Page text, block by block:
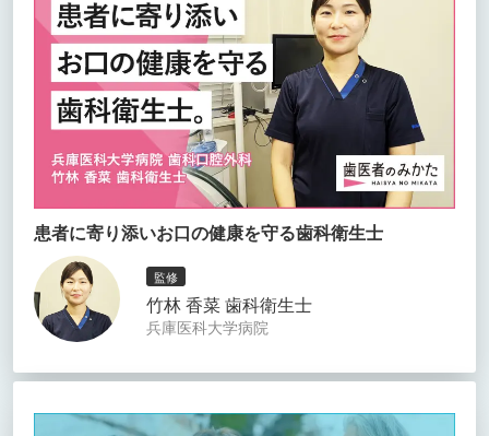
患者に寄り添いお口の健康を守る歯科衛生士
監修
竹林 香菜 歯科衛生士
兵庫医科大学病院